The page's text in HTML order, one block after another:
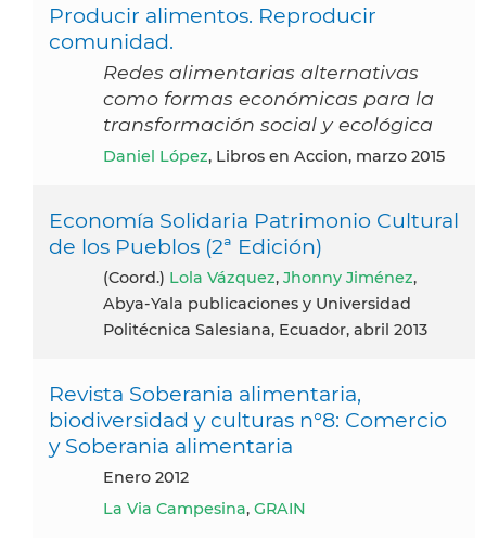
Producir alimentos. Reproducir
comunidad.
Redes alimentarias alternativas
como formas económicas para la
transformación social y ecológica
Daniel López, Libros en Accion, marzo 2015
Economía Solidaria Patrimonio Cultural
de los Pueblos (2ª Edición)
(coord.) Lola Vázquez, Jhonny Jiménez,
Abya-Yala publicaciones y Universidad
Politécnica Salesiana, Ecuador, abril 2013
Revista Soberania alimentaria,
biodiversidad y culturas n°8: Comercio
y Soberania alimentaria
enero 2012
La Via Campesina, GRAIN